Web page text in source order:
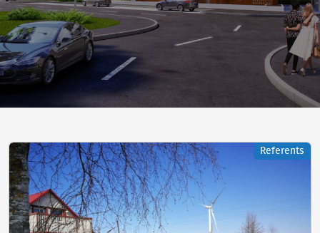
Referents